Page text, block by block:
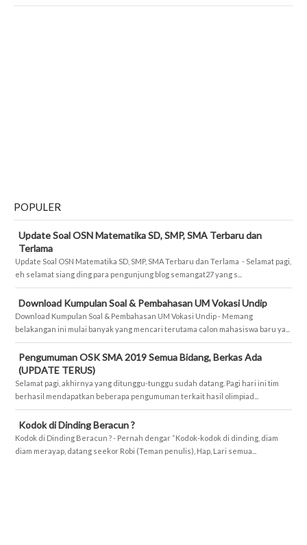
POPULER
Update Soal OSN Matematika SD, SMP, SMA Terbaru dan
Terlama
Update Soal OSN Matematika SD, SMP, SMA Terbaru dan Terlama - Selamat pagi,
eh selamat siang ding para pengunjung blog semangat27 yang s...
Download Kumpulan Soal & Pembahasan UM Vokasi Undip
Download Kumpulan Soal & Pembahasan UM Vokasi Undip - Memang
belakangan ini mulai banyak yang mencari terutama calon mahasiswa baru ya...
Pengumuman OSK SMA 2019 Semua Bidang, Berkas Ada
(UPDATE TERUS)
Selamat pagi, akhirnya yang ditunggu-tunggu sudah datang. Pagi hari ini tim
berhasil mendapatkan beberapa pengumuman terkait hasil olimpiad...
Kodok di Dinding Beracun ?
Kodok di Dinding Beracun ? - Pernah dengar “Kodok-kodok di dinding, diam
diam merayap, datang seekor Robi (Teman penulis), Hap, Lari semua...